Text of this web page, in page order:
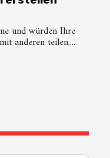
und würden Ihre
anderen teilen,...